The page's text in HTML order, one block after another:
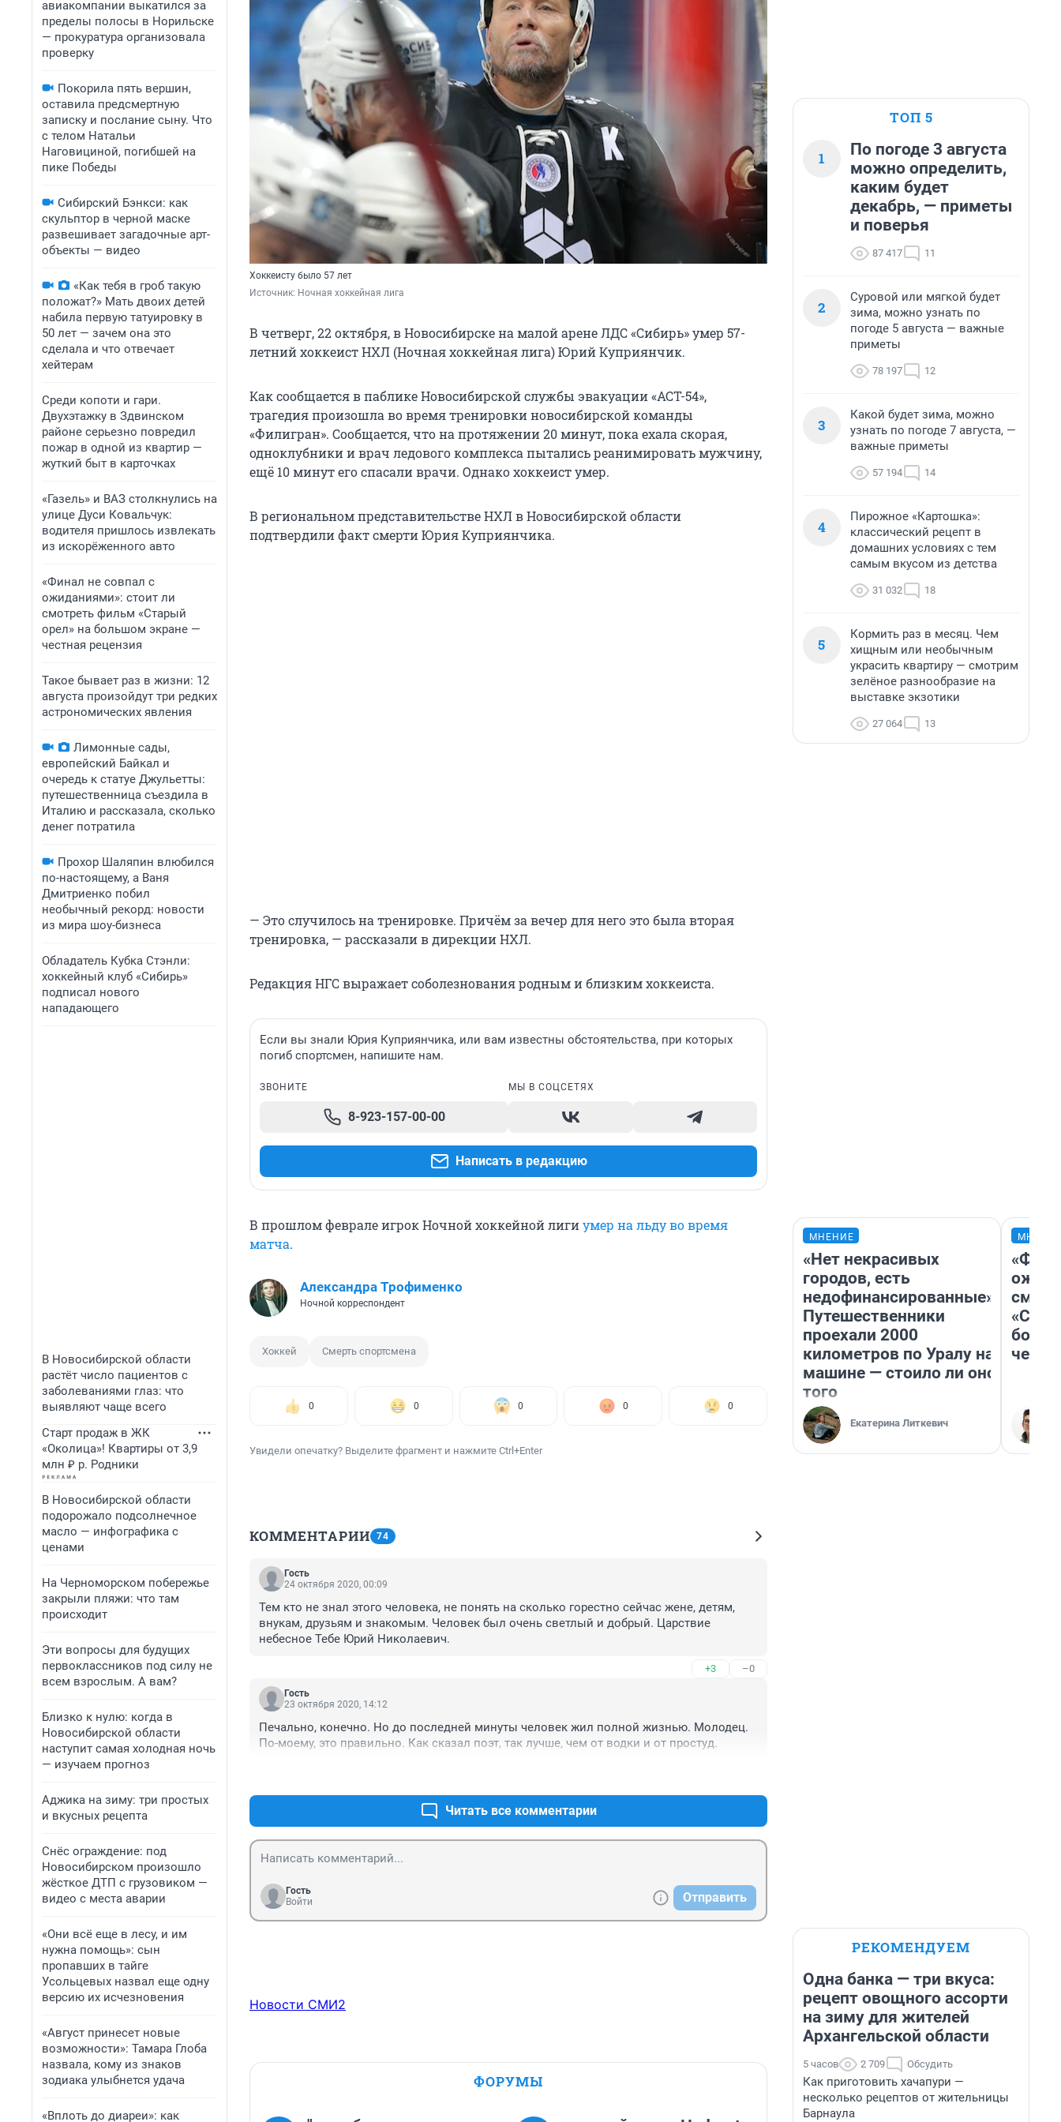
авиакомпании выкатился за
пределы полосы в Норильске
— прокуратура организовала
проверку
Покорила пять вершин,
оставила предсмертную
записку и послание сыну. Что
с телом Натальи
Наговициной, погибшей на
пике Победы
Сибирский Бэнкси: как
скульптор в черной маске
развешивает загадочные арт-
объекты — видео
«Как тебя в гроб такую
положат?» Мать двоих детей
набила первую татуировку в
50 лет — зачем она это
сделала и что отвечает
хейтерам
Среди копоти и гари.
Двухэтажку в Здвинском
районе серьезно повредил
пожар в одной из квартир —
жуткий быт в карточках
«Газель» и ВАЗ столкнулись на
улице Дуси Ковальчук:
водителя пришлось извлекать
из искорёженного авто
«Финал не совпал с
ожиданиями»: стоит ли
смотреть фильм «Старый
орел» на большом экране —
честная рецензия
Такое бывает раз в жизни: 12
августа произойдут три редких
астрономических явления
Лимонные сады,
европейский Байкал и
очередь к статуе Джульетты:
путешественница съездила в
Италию и рассказала, сколько
денег потратила
Прохор Шаляпин влюбился
по-настоящему, а Ваня
Дмитриенко побил
необычный рекорд: новости
из мира шоу-бизнеса
Обладатель Кубка Стэнли:
хоккейный клуб «Сибирь»
подписал нового
нападающего
В Новосибирской области
растёт число пациентов с
заболеваниями глаз: что
выявляют чаще всего
Старт продаж в ЖК
«Околица»! Квартиры от 3,9
млн ₽ р. Родники
В Новосибирской области
подорожало подсолнечное
масло — инфографика с
ценами
На Черноморском побережье
закрыли пляжи: что там
происходит
Эти вопросы для будущих
первоклассников под силу не
всем взрослым. А вам?
Близко к нулю: когда в
Новосибирской области
наступит самая холодная ночь
— изучаем прогноз
Аджика на зиму: три простых
и вкусных рецепта
Снёс ограждение: под
Новосибирском произошло
жёсткое ДТП с грузовиком —
видео с места аварии
«Они всё еще в лесу, и им
нужна помощь»: сын
пропавших в тайге
Усольцевых назвал еще одну
версию их исчезновения
«Август принесет новые
возможности»: Тамара Глоба
назвала, кому из знаков
зодиака улыбнется удача
«Вплоть до диареи»: как
Хоккеисту было 57 лет
Источник: Ночная хоккейная лига
В четверг, 22 октября, в Новосибирске на малой арене ЛДС «Сибирь» умер 57-
летний хоккеист НХЛ (Ночная хоккейная лига) Юрий Куприянчик.
Как сообщается в паблике Новосибирской службы эвакуации «АСТ-54»,
трагедия произошла во время тренировки новосибирской команды
«Филигран». Сообщается, что на протяжении 20 минут, пока ехала скорая,
одноклубники и врач ледового комплекса пытались реанимировать мужчину,
ещё 10 минут его спасали врачи. Однако хоккеист умер.
В региональном представительстве НХЛ в Новосибирской области
подтвердили факт смерти Юрия Куприянчика.
— Это случилось на тренировке. Причём за вечер для него это была вторая
тренировка, — рассказали в дирекции НХЛ.
Редакция НГС выражает соболезнования родным и близким хоккеиста.
Если вы знали Юрия Куприянчика, или вам известны обстоятельства, при которых
погиб спортсмен, напишите нам.
ЗВОНИТЕ
8-923-157-00-00
МЫ В СОЦСЕТЯХ
Написать в редакцию
В прошлом феврале игрок Ночной хоккейной лигиумер на льду во время
матча.
Александра Трофименко
Ночной корреспондент
Хоккей Смерть спортсмена
0 0 0 0 0
Увидели опечатку? Выделите фрагмент и нажмите Ctrl+Enter
КОММЕНТАРИИ 74
Гость
24 октября 2020, 00:09
Тем кто не знал этого человека, не понять на сколько горестно сейчас жене, детям,
внукам, друзьям и знакомым. Человек был очень светлый и добрый. Царствие
небесное Тебе Юрий Николаевич.
+3 –0
Гость
23 октября 2020, 14:12
Печально, конечно. Но до последней минуты человек жил полной жизнью. Молодец.
По-моему, это правильно. Как сказал поэт, так лучше, чем от водки и от простуд.
Читать все комментарии
Гость
Войти
Отправить
Новости СМИ2
ФОРУМЫ
ТОП 5
1
По погоде 3 августа
можно определить,
каким будет
декабрь, — приметы
и поверья
87 417 11
2
Суровой или мягкой будет
зима, можно узнать по
погоде 5 августа — важные
приметы
78 197 12
3
Какой будет зима, можно
узнать по погоде 7 августа, —
важные приметы
57 194 14
4
Пирожное «Картошка»:
классический рецепт в
домашних условиях с тем
самым вкусом из детства
31 032 18
5
Кормить раз в месяц. Чем
хищным или необычным
украсить квартиру — смотрим
зелёное разнообразие на
выставке экзотики
27 064 13
МНЕНИЕ
«Нет некрасивых
городов, есть
недофинансированные».
Путешественники
проехали 2000
километров по Уралу на
машине — стоило ли оно
того
Екатерина Литкевич
РЕКОМЕНДУЕМ
Одна банка — три вкуса:
рецепт овощного ассорти
на зиму для жителей
Архангельской области
5 часов 2 709 Обсудить
Как приготовить хачапури —
несколько рецептов от жительницы
Барнаула